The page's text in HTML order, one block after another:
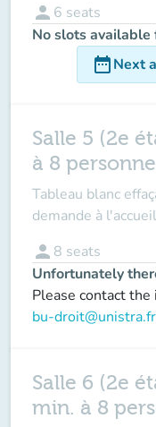
person 6 seats
No slots available
date_rangeNext
Salle 5 (2e
à 8
Tableau blanc
demande à
person 8 seats
Unfortunately
Please contact
bu-droit@unistra.fr
Salle 6 (2e
min. à 8